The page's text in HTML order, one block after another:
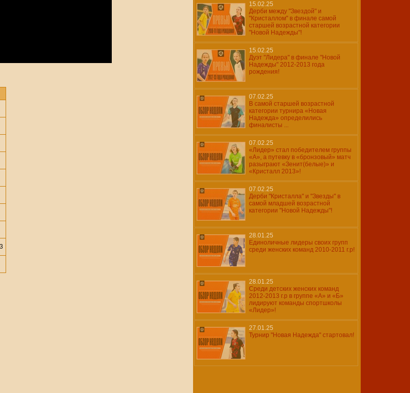
15.02.25
Дерби между "Звездой" и
"Кристаллом" в финале самой
старшей возрастной категории
"Новой Надежды"!
15.02.25
Дуэт "Лидера" в финале "Новой
Надежды" 2012-2013 года
рождения!
07.02.25
В самой старшей возрастной
категории турнира «Новая
Надежда» определились
финалисты ...
07.02.25
«Лидер» стал победителем группы
«А», а путевку в «бронзовый» матч
разыграют «Зенит(белые)» и
«Кристалл 2013»!
07.02.25
Дерби "Кристалла" и "Звезды" в
самой младшей возрастной
категории "Новой Надежды"!
28.01.25
Единоличные лидеры своих групп
среди женских команд 2010-2011 г.р!
28.01.25
Среди детских женских команд
2012-2013 г.р в группе «А» и «Б»
лидируют команды спортшколы
«Лидер»!
27.01.25
Турнир "Новая Надежда" стартовал!